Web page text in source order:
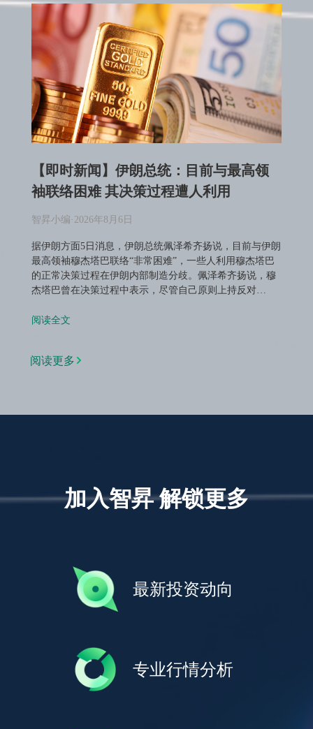
【即时新闻】伊朗总统：目前与最高领
袖联络困难 其决策过程遭人利用
智昇小编 · 2026年8月6日
据伊朗方面5日消息，伊朗总统佩泽希齐扬说，目前与伊朗
最高领袖穆杰塔巴联络“非常困难”，一些人利用穆杰塔巴
的正常决策过程在伊朗内部制造分歧。佩泽希齐扬说，穆
杰塔巴曾在决策过程中表示，尽管自己原则上持反对…
阅读全文
阅读更多
加入智昇 解锁更多
最新投资动向
专业行情分析